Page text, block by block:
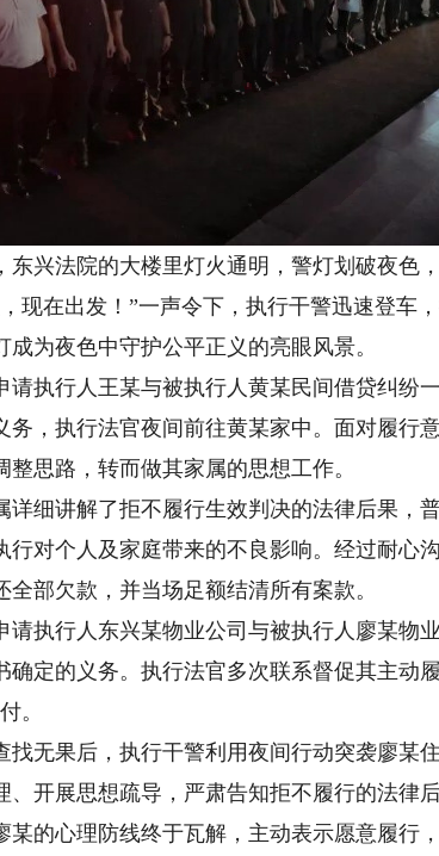
兴法院的大楼里灯火通明，警灯划破夜色，
在出发！”一声令下，执行干警迅速登车
成为夜色中守护公平正义的亮眼风景。
执行人王某与被执行人黄某民间借贷纠纷
务，执行法官夜间前往黄某家中。面对履行
整思路，转而做其家属的思想工作。
细讲解了拒不履行生效判决的法律后果，
行对个人及家庭带来的不良影响。经过耐心
全部欠款，并当场足额结清所有案款。
执行人东兴某物业公司与被执行人廖某物
确定的义务。执行法官多次联系督促其主动
。
无果后，执行干警利用夜间行动突袭廖某
、开展思想疏导，严肃告知拒不履行的法律
某的心理防线终于瓦解，主动表示愿意履行